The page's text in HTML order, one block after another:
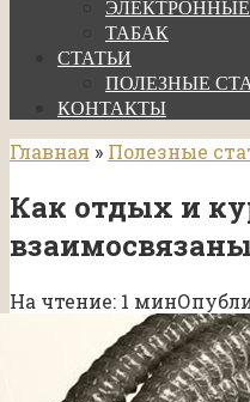
ТАБАК
СТАТЬИ
ПОЛЕЗНЫЕ
КОНТАКТЫ
Главная » Полезные
Как отдых и
взаимосвязаны
На чтение: 1 мин